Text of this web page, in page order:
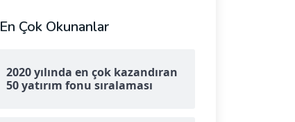
En Çok Okunanlar
2020 yılında en çok kazandıran
50 yatırım fonu sıralaması